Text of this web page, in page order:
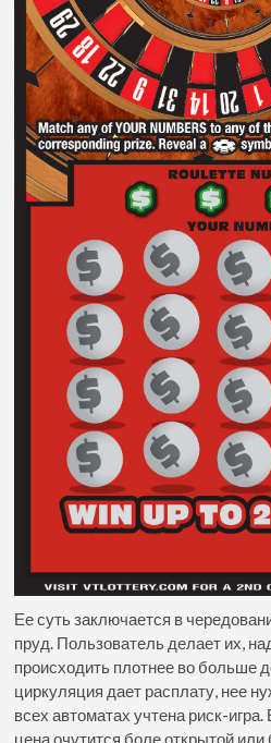
Ее суть заключается в
пруд. Пользователь делает их,
происходить плотнее во больше
циркуляция дает расплату, нее
всех автоматах учтена риск-
цена очутится боле открытой или